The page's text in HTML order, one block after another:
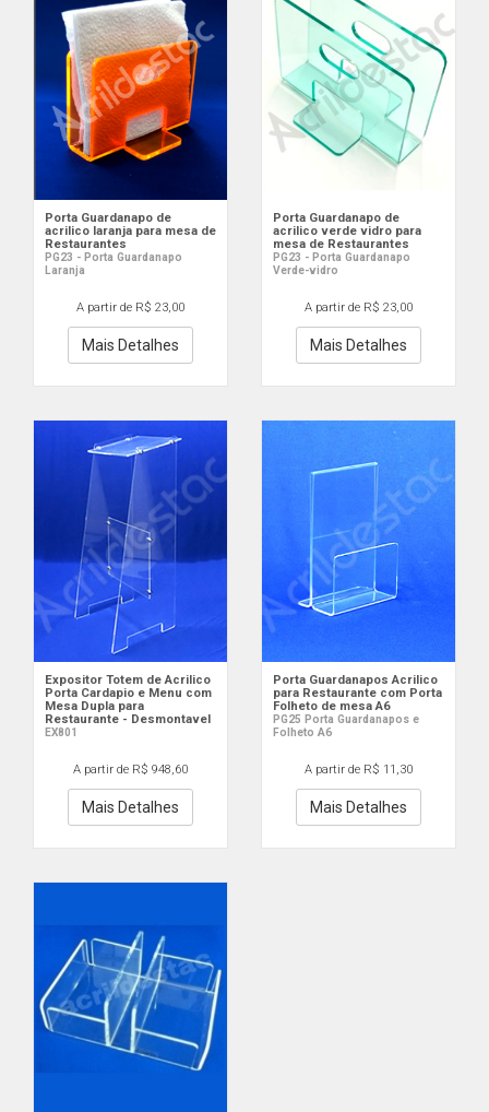
Porta Guardanapo de
acrilico laranja para mesa de
Restaurantes
PG23 - Porta Guardanapo
Laranja
A partir de R$ 23,00
Mais Detalhes
Porta Guardanapo de
acrilico verde vidro para
mesa de Restaurantes
PG23 - Porta Guardanapo
Verde-vidro
A partir de R$ 23,00
Mais Detalhes
Expositor Totem de Acrilico
Porta Cardapio e Menu com
Mesa Dupla para
Restaurante - Desmontavel
EX801
A partir de R$ 948,60
Mais Detalhes
Porta Guardanapos Acrilico
para Restaurante com Porta
Folheto de mesa A6
PG25 Porta Guardanapos e
Folheto A6
A partir de R$ 11,30
Mais Detalhes